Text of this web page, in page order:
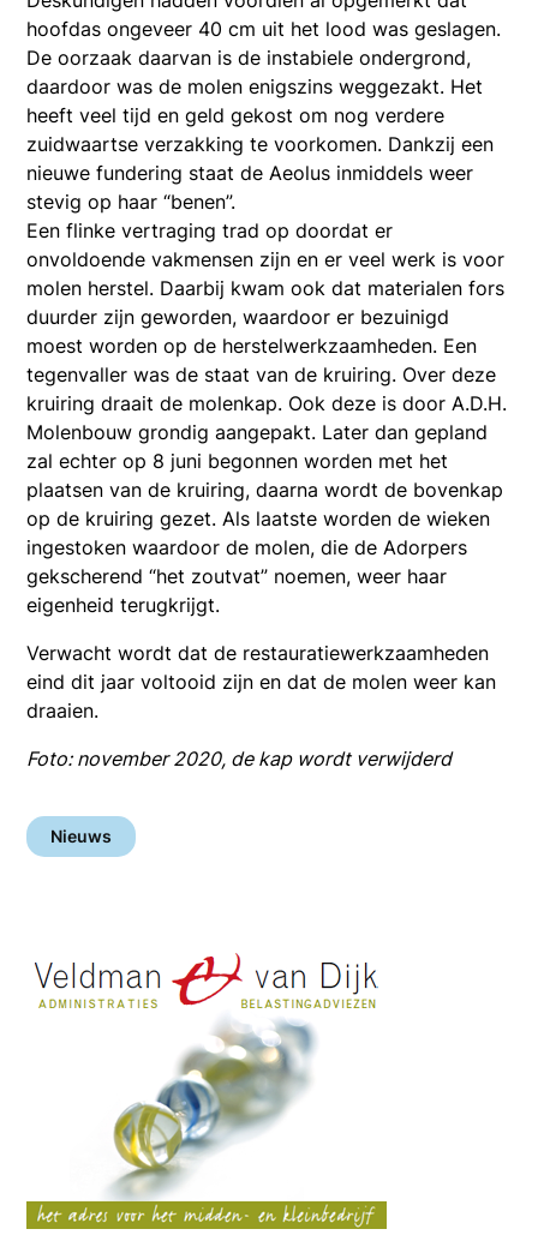
hoofdas ongeveer 40 cm uit het lood was geslagen.
De oorzaak daarvan is de instabiele ondergrond,
daardoor was de molen enigszins weggezakt. Het
heeft veel tijd en geld gekost om nog verdere
zuidwaartse verzakking te voorkomen. Dankzij een
nieuwe fundering staat de Aeolus inmiddels weer
stevig op haar “benen”.
Een flinke vertraging trad op doordat er
onvoldoende vakmensen zijn en er veel werk is voor
molen herstel. Daarbij kwam ook dat materialen fors
duurder zijn geworden, waardoor er bezuinigd
moest worden op de herstelwerkzaamheden. Een
tegenvaller was de staat van de kruiring. Over deze
kruiring draait de molenkap. Ook deze is door A.D.H.
Molenbouw grondig aangepakt. Later dan gepland
zal echter op 8 juni begonnen worden met het
plaatsen van de kruiring, daarna wordt de bovenkap
op de kruiring gezet. Als laatste worden de wieken
ingestoken waardoor de molen, die de Adorpers
gekscherend “het zoutvat” noemen, weer haar
eigenheid terugkrijgt.
Verwacht wordt dat de restauratiewerkzaamheden
eind dit jaar voltooid zijn en dat de molen weer kan
draaien.
Foto: november 2020, de kap wordt verwijderd
Nieuws